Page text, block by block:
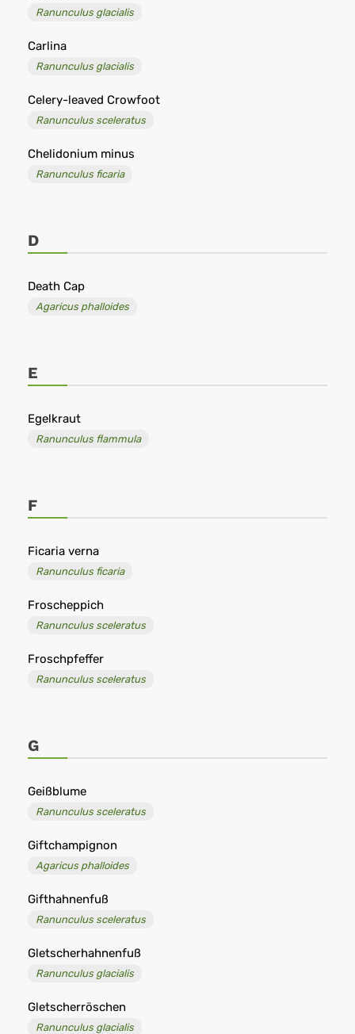
Ranunculus glacialis
Carlina
Ranunculus glacialis
Celery-leaved Crowfoot
Ranunculus sceleratus
Chelidonium minus
Ranunculus ficaria
D
Death Cap
Agaricus phalloides
E
Egelkraut
Ranunculus flammula
F
Ficaria verna
Ranunculus ficaria
Froscheppich
Ranunculus sceleratus
Froschpfeffer
Ranunculus sceleratus
G
Geißblume
Ranunculus sceleratus
Giftchampignon
Agaricus phalloides
Gifthahnenfuß
Ranunculus sceleratus
Gletscherhahnenfuß
Ranunculus glacialis
Gletscherröschen
Ranunculus glacialis